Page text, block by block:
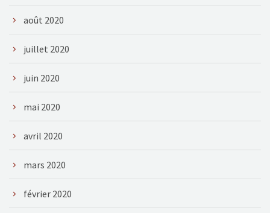
août 2020
juillet 2020
juin 2020
mai 2020
avril 2020
mars 2020
février 2020